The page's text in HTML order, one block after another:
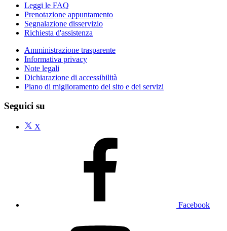
Leggi le FAQ
Prenotazione appuntamento
Segnalazione disservizio
Richiesta d'assistenza
Amministrazione trasparente
Informativa privacy
Note legali
Dichiarazione di accessibilità
Piano di miglioramento del sito e dei servizi
Seguici su
X
Facebook